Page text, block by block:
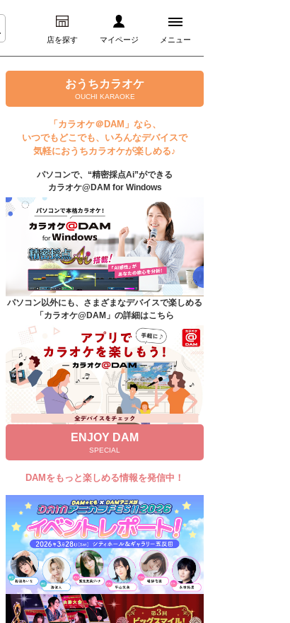
店を探す マイページ メニュー
ログイン
マイページ
プレミアムサービス
DAM★とも動画
DAM★とも録音
カラオケ＠DAM
ユーザー検索
キャンペーン
よくあるご質問
DAMの新曲・ランキングなど
カラオケ最新情報をチェック！
自宅でカラオケ歌い放題！
家族や友達と一緒に！練習にも！
おうちカラオケ
OUCHI KARAOKE
「カラオケ＠DAM」なら、
いつでもどこでも、いろんなデバイスで
気軽におうちカラオケが楽しめる♪
パソコンで、“精密採点Ai”ができる
カラオケ@DAM for Windows
パソコン以外にも、さまざまなデバイスで楽しめる
「カラオケ@DAM」の詳細はこちら
ENJOY DAM
SPECIAL
DAMをもっと楽しめる情報を発信中！